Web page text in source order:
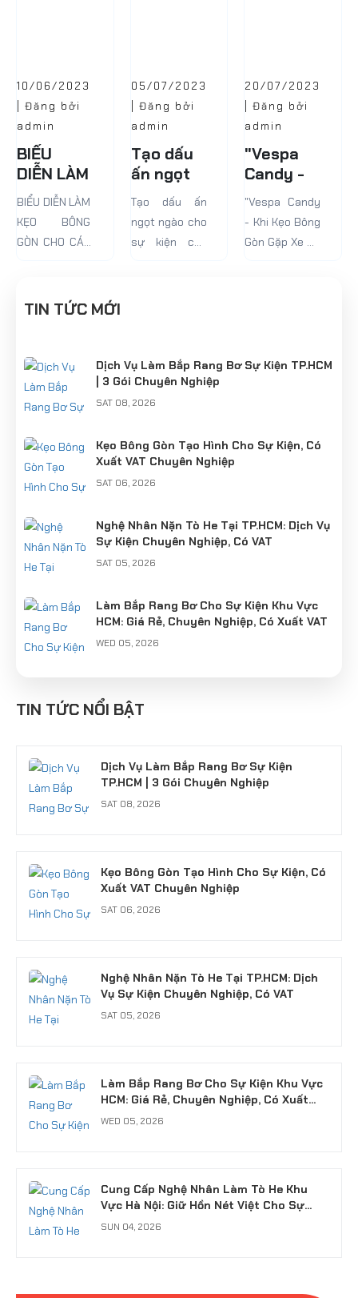
10/06/2023
| Đăng bởi
admin
BIỂU
DIỄN LÀM
KẸO
BÔNG
GÒN CHO
BIỂU DIỄN LÀM
KẸO BÔNG
GÒN CHO CÁC
05/07/2023
| Đăng bởi
admin
Tạo dấu
ấn ngọt
ngào cho
sự kiện
của bạn
với Kẹo
Tạo dấu ấn
ngọt ngào cho
sự kiện của
20/07/2023
| Đăng bởi
admin
"Vespa
Candy -
Khi Kẹo
Bông Gòn
Gặp Xe
Cổ Điển!"
"Vespa Candy
- Khi Kẹo Bông
Gòn Gặp Xe Cổ
TIN TỨC MỚI
Dịch Vụ Làm Bắp Rang Bơ Sự Kiện TP.HCM
| 3 Gói Chuyên Nghiệp
SAT 08, 2026
Kẹo Bông Gòn Tạo Hình Cho Sự Kiện, Có
Xuất VAT Chuyên Nghiệp
SAT 06, 2026
Nghệ Nhân Nặn Tò He Tại TP.HCM: Dịch Vụ
Sự Kiện Chuyên Nghiệp, Có VAT
SAT 05, 2026
Làm Bắp Rang Bơ Cho Sự Kiện Khu Vực
HCM: Giá Rẻ, Chuyên Nghiệp, Có Xuất VAT
WED 05, 2026
Hà Nội: Giữ Hồn Nét Việt Cho Sự Kiện
SUN 04, 2026
TIN TỨC NỔI BẬT
Dịch Vụ Làm Bắp Rang Bơ Sự Kiện
TP.HCM | 3 Gói Chuyên Nghiệp
SAT 08, 2026
Kẹo Bông Gòn Tạo Hình Cho Sự Kiện, Có
Xuất VAT Chuyên Nghiệp
SAT 06, 2026
Nghệ Nhân Nặn Tò He Tại TP.HCM: Dịch
Vụ Sự Kiện Chuyên Nghiệp, Có VAT
SAT 05, 2026
Làm Bắp Rang Bơ Cho Sự Kiện Khu Vực
HCM: Giá Rẻ, Chuyên Nghiệp, Có Xuất
VAT
WED 05, 2026
Cung Cấp Nghệ Nhân Làm Tò He Khu
Vực Hà Nội: Giữ Hồn Nét Việt Cho Sự
Kiện
SUN 04, 2026